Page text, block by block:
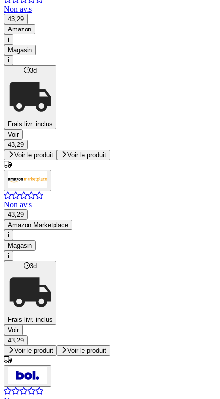
Non avis
43,29
Amazon
i
Magasin
i
3d
Frais livr. inclus
Voir
43,29
Voir le produit
Voir le produit
Non avis
43,29
Amazon Marketplace
i
Magasin
i
3d
Frais livr. inclus
Voir
43,29
Voir le produit
Voir le produit